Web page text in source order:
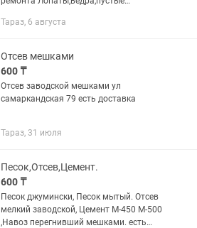
Тараз, 6 августа
Отсев мешками
600 ₸
Отсев заводской мешками ул
самаркандская 79 есть доставка
Тараз, 31 июля
Песок,Отсев,Цемент.
600 ₸
Песок джумински, Песок мытый. Отсев
мелкий заводской, Цемент М-450 М-500
,Навоз перегнивший мешками. есть